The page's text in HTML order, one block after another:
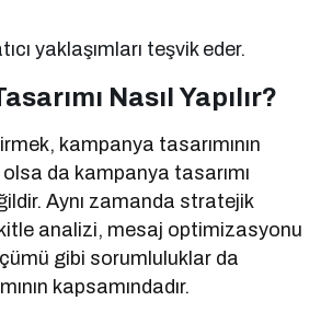
yaklaşımları teşvik eder.
Nasıl Yapılır?
kampanya tasarımının
da kampanya tasarımı
Aynı zamanda stratejik
analizi, mesaj optimizasyonu
gibi sorumluluklar da
kapsamındadır.